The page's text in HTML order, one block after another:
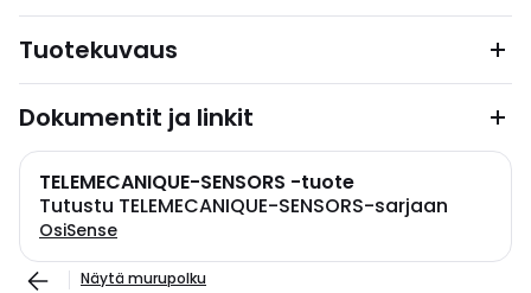
Tuotekuvaus
Dokumentit ja linkit
TELEMECANIQUE-SENSORS -tuote
Tutustu TELEMECANIQUE-SENSORS-sarjaan
OsiSense
Näytä murupolku